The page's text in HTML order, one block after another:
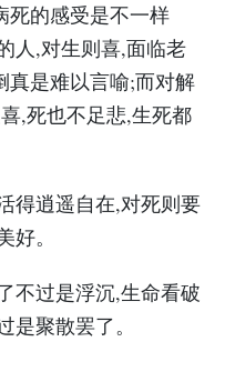
死的感受是不一样
人,对生则喜,面临老
真是难以言喻;而对解
,死也不足悲,生死都
得逍遥自在,对死则要
。
不过是浮沉,生命看破
聚散罢了。